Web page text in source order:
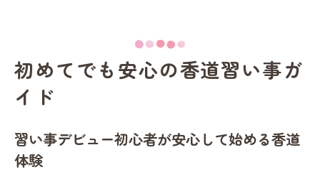
初めてでも安心の香道習い事ガ
イド
習い事デビュー初心者が安心して始める香道
体験